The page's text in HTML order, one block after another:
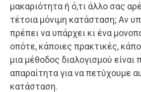
μακαριότητα ή ό,τι άλλο σας
τέτοια μόνιμη κατάσταση; Αν
πρέπει να υπάρχει κι ένα
οπότε, κά­ποιες πρακτικές,
μια μέθοδος διαλογι­σμού είναι
απαραίτητα για να πετύχουμε
κατάσταση.